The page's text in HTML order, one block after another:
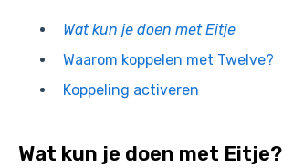
Wat kun je doen met Eitje
Waarom koppelen met Twelve?
Koppeling activeren
Wat kun je doen met Eitje?